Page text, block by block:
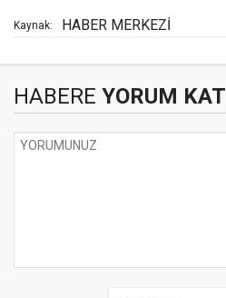
Kaynak: HABER MERKEZİ
HABERE YORUM KAT